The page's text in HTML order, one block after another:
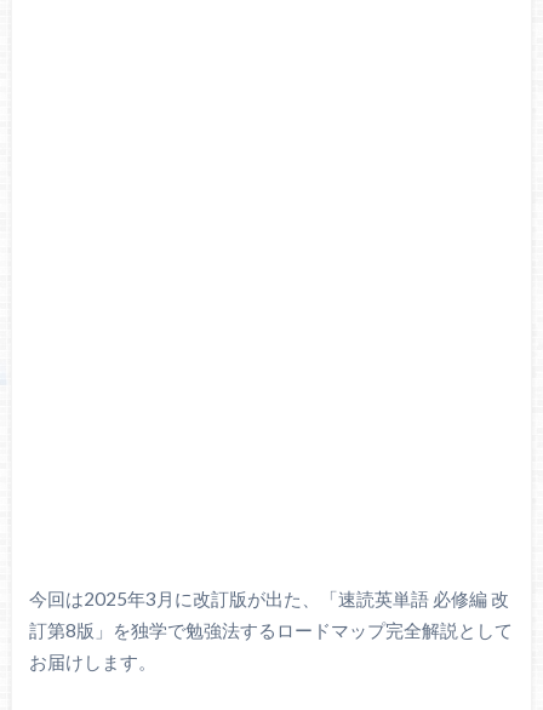
今回は2025年3月に改訂版が出た、「速読英単語 必修編 改
訂第8版」を独学で勉強法するロードマップ完全解説として
お届けします。